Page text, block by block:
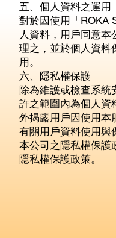
五、個人資料之運用
對於因使用「ROKA
人資料，用戶同意本
理之，並於個人資料
用。
六、隱私權保護
除為維護或檢查系統
許之範圍內為個人資
外揭露用戶因使用本
有關用戶資料使用與
本公司之隱私權保護
隱私權保護政策。